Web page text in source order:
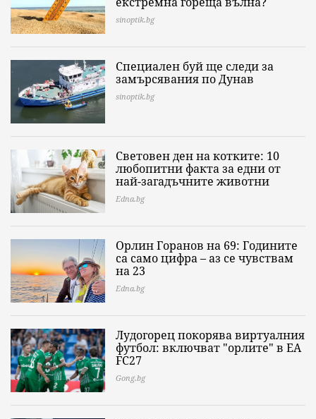
sinoptik.bg
Специален буй ще следи за
замърсявания по Дунав
sinoptik.bg
Световен ден на котките: 10
любопитни факта за едни от
най-загадъчните животни
Edna.bg
Орлин Горанов на 69: Годините
са само цифра – аз се чувствам
на 23
Edna.bg
Лудогорец покорява виртуалния
футбол: включват "орлите" в EA
FC27
Gong.bg